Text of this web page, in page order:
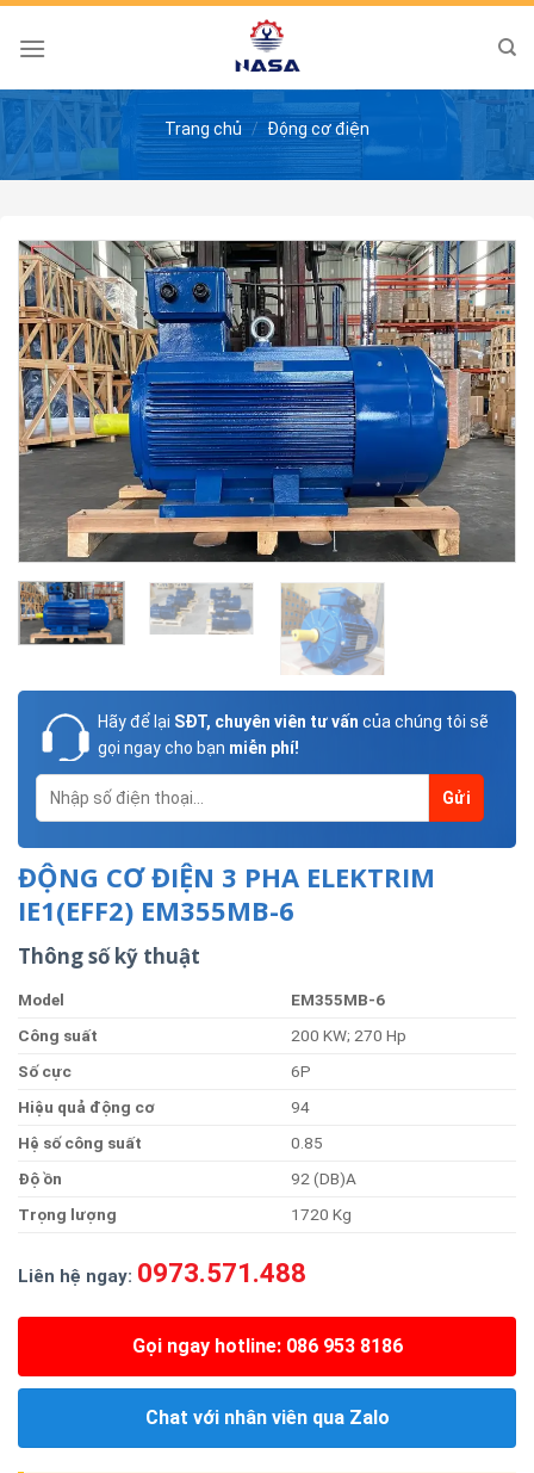
Skip
Trang chủ / Động cơ điện
Hãy để lại SĐT, chuyên viên tư vấn của chúng tôi sẽ
gọi ngay cho bạn miễn phí!
ĐỘNG CƠ ĐIỆN 3 PHA ELEKTRIM
IE1(EFF2) EM355MB-6
Thông số kỹ thuật
Model
EM355MB-6
Công suất
200 KW; 270 Hp
Số cực
6P
Hiệu quả động cơ
94
Hệ số công suất
0.85
Độồn
92 (DB)A
Trọng lượng 1720 Kg
Liên hệ ngay: 0973.571.488
Gọi ngay hotline: 086 953 8186
Chat với nhân viên qua Zalo